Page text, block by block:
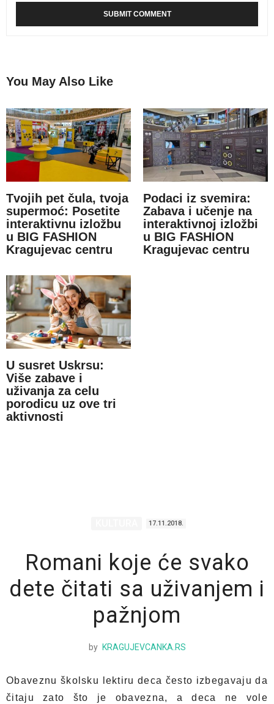
You May Also Like
Tvojih pet čula, tvoja
supermoć: Posetite
interaktivnu izložbu
u BIG FASHION
Kragujevac centru
Podaci iz svemira:
Zabava i učenje na
interaktivnoj izložbi
u BIG FASHION
Kragujevac centru
U susret Uskrsu:
Više zabave i
uživanja za celu
porodicu uz ove tri
aktivnosti
17.11.2018.
Romani koje će svako
dete čitati sa uživanjem i
pažnjom
by KRAGUJEVCANKA.RS
Obaveznu školsku lektiru deca često izbegavaju da
čitaju zato što je obavezna, a deca ne vole